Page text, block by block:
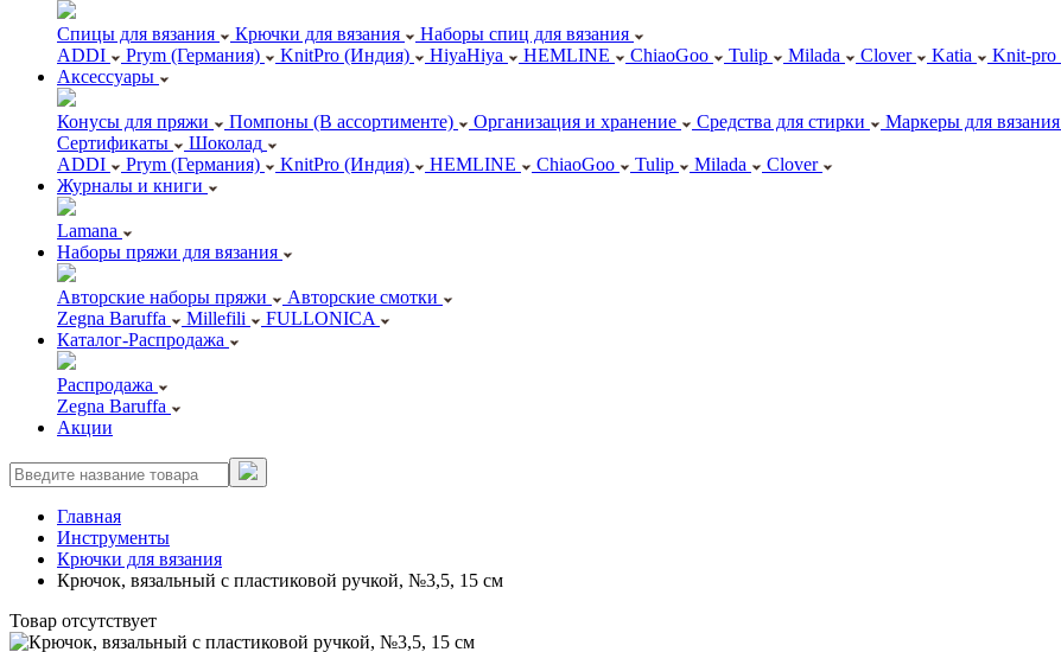
Спицы для вязания Крючки для вязания
Наборы спиц для вязания
ADDI
Prym (Германия) KnitPro (Индия) HiyaHiya HEMLINE ChiaoGoo Tulip Milada Clover Katia Knit-pro
Аксессуары
Конусы для пряжи Помпоны (В ассортименте) Организация и хранение Средства для стирки Маркеры для вязания
Сертификаты
Шоколад
ADDI
Prym (Германия) KnitPro (Индия) HEMLINE ChiaoGoo Tulip Milada
Clover
Журналы и книги
Lamana
Наборы пряжи для вязания
Авторские наборы пряжи
Авторские смотки
Zegna Baruffa
Millefili
FULLONICA
Каталог-Распродажа
Распродажа
Zegna Baruffa
Акции
Главная
Инструменты
Крючки для вязания
Крючок, вязальный с пластиковой ручкой, №3,5, 15 см
Товар отсутствует